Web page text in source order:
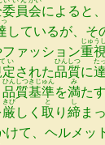
委員会によると
しているが、そ
ファッション重視
じゅうし
定
い
された品質
ひんしつ
に達
たっ
品質
ひんしつ
基準
きじゅん
を満
み
た
厳
きび
しく 取
と
り 締
し
ま
けて、ヘルメッ